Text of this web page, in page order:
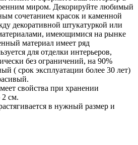
миром. Декорируйте любимый
сочетанием красок и каменной
декоративной штукатуркой или
имеющимися на рынке
материал имеет ряд
для отделки интерьеров,
без ограничений, на 90%
( срок эксплуатации более 30 лет)
свойства при хранении
2 см.
в нужный размер и